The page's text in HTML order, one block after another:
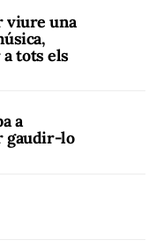
viure una
tots els
a
gaudir-lo